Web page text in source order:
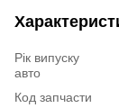
Рік випуску
авто
Код запчасти